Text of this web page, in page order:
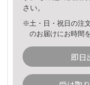
さい。
※土・日・祝日の注
のお届けにお時間
即日